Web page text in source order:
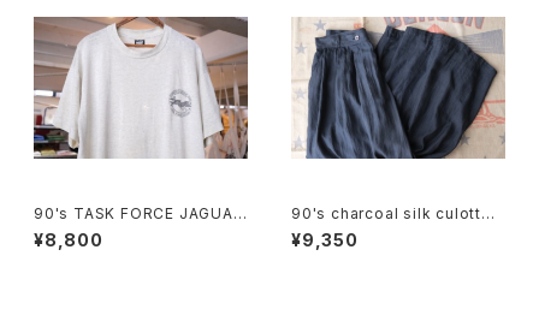
90's TASK FORCE JAGUAR
printed Tee "Made in U.S.
A."
¥8,800
90's charcoal silk culotte
Pants
¥9,350